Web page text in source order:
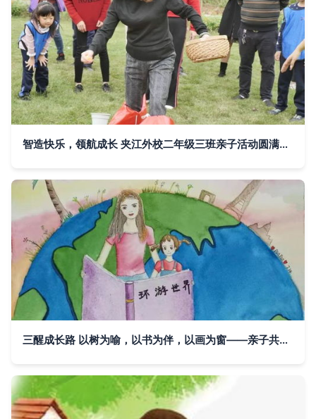
智造快乐，领航成长 夹江外校二年级三班亲子活动圆满落幕，共启“三醒”成长新篇章
三醒成长路 以树为喻，以书为伴，以画为窗——亲子共读与艺术启迪下的生命画卷